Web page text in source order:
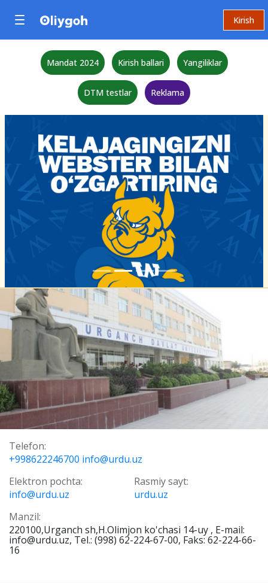
Kirish
Mandat 2024 Kirish ballari Yangiliklar
DTM testlar Reklama
Telefon:
+998622246700 info@urdu.uz
Elektron pochta:
info@urdu.uz
Rasmiy sayt:
urdu.uz
Manzil:
220100,Urganch sh,H.Olimjon ko'chasi 14-uy , E-mail:
info@urdu.uz, Tel.: (998) 62-224-67-00, Faks: 62-224-66-
16